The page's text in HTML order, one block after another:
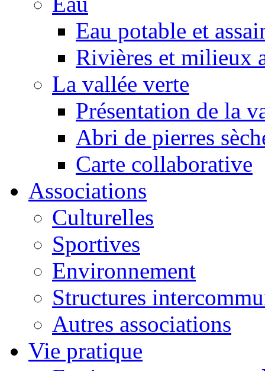
Eau potable et
Rivières et milieux
La vallée verte
Présentation de la
Abri de pierres
Carte collaborative
Associations
Culturelles
Sportives
Environnement
Structures
Autres associations
Vie pratique